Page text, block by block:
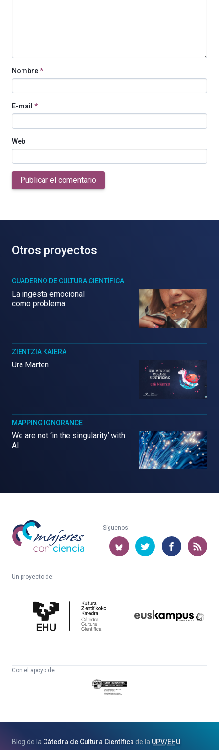
Nombre*
E-mail *
Web
Publicar el comentario
Otros proyectos
CUADERNO DE CULTURA CIENTÍFICA
La ingesta emocional
como problema
ZIENTZIA KAIERA
Ura Marten
MAPPING IGNORANCE
We are not ‘in the singularity’ with
AI.
Mujeres
con
ciencia
Síguenos:
Un proyecto de:
Cultura
Científica
Con el apoyo de:
Eusko
Jaurlaritza
eta
Blog de la Cátedra de Cultura Científica de la UPV/EHU